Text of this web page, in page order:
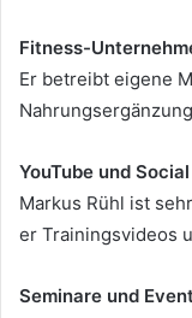
Fitness-
Er betreibt eigene
YouTube und
Markus Rühl ist
er Trainingsvideos
Seminare und